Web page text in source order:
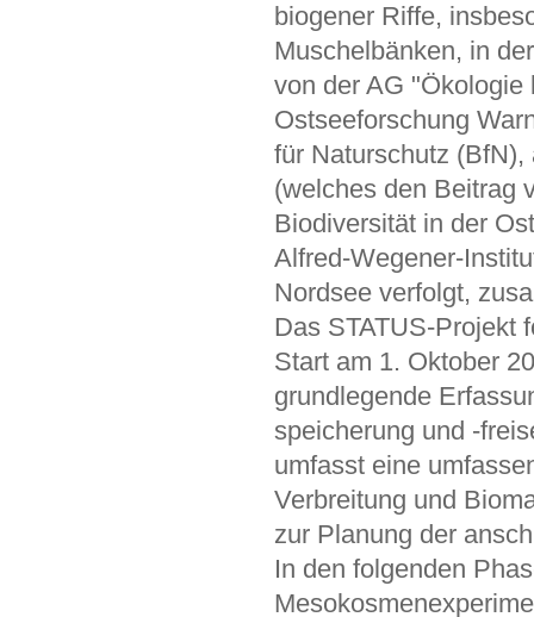
biogener Riffe,
Muschelbänken, in
von der AG
Ostseeforschung
für Naturschutz
(welches den Beitrag
Biodiversität in der
Alfred-Wegener-
Nordsee verfolgt,
Das STATUS-Projekt
Start am 1. Oktober
grundlegende
speicherung und -
umfasst eine
Verbreitung und
zur Planung der
In den folgenden